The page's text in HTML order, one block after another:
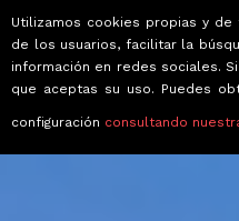
Utilizamos cookies propias y de
de los usuarios, facilitar la
información en redes sociales.
que aceptas su uso. Puedes
configuración consultando